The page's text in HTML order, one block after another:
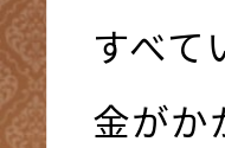
すべて
金が